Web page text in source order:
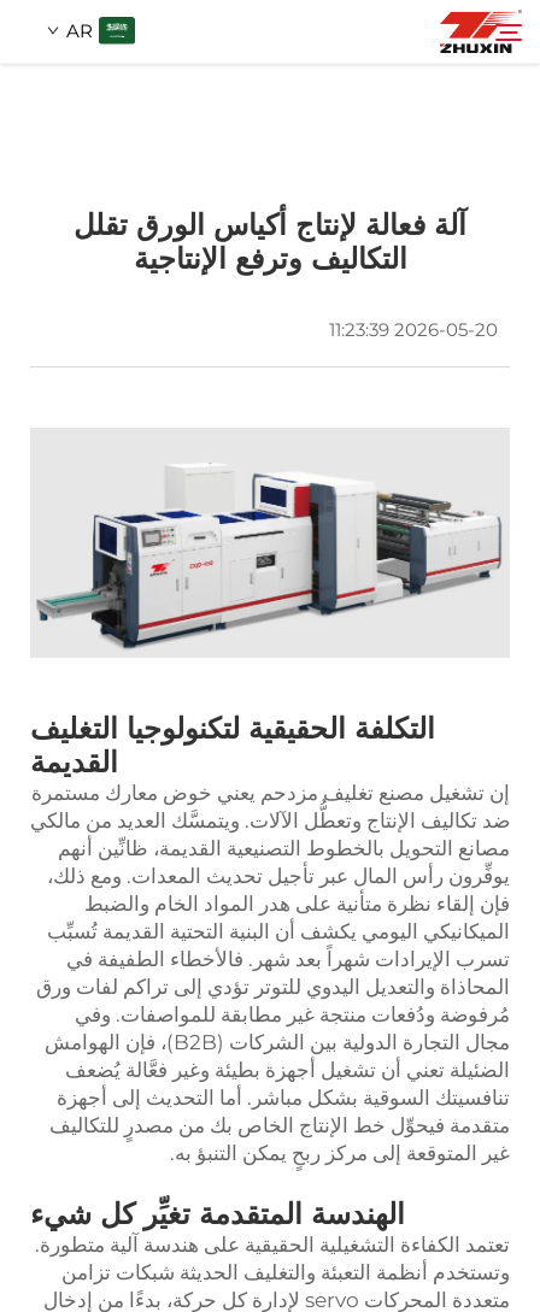
AR
التطبيقات
الأخبار
الأسئلة الشائعة
آلة فعالة لإنتاج أكياس الورق تقلل
التكاليف وترفع الإنتاجية
2026-05-20 11:23:39
التكلفة الحقيقية لتكنولوجيا التغليف
القديمة
إن تشغيل مصنع تغليف مزدحم يعني خوض معارك مستمرة
ضد تكاليف الإنتاج وتعطُّل الآلات. ويتمسَّك العديد من مالكي
مصانع التحويل بالخطوط التصنيعية القديمة، ظانِّين أنهم
يوفِّرون رأس المال عبر تأجيل تحديث المعدات. ومع ذلك،
فإن إلقاء نظرة متأنية على هدر المواد الخام والضبط
الميكانيكي اليومي يكشف أن البنية التحتية القديمة تُسبِّب
تسرب الإيرادات شهراً بعد شهر. فالأخطاء الطفيفة في
المحاذاة والتعديل اليدوي للتوتر تؤدي إلى تراكم لفات ورق
مُرفوضة ودُفعات منتجة غير مطابقة للمواصفات. وفي
مجال التجارة الدولية بين الشركات (B2B)، فإن الهوامش
الضئيلة تعني أن تشغيل أجهزة بطيئة وغير فعَّالة يُضعف
تنافسيتك السوقية بشكل مباشر. أما التحديث إلى أجهزة
متقدمة فيحوِّل خط الإنتاج الخاص بك من مصدرٍ للتكاليف
غير المتوقعة إلى مركز ربحٍ يمكن التنبؤ به.
الهندسة المتقدمة تغيِّر كل شيء
تعتمد الكفاءة التشغيلية الحقيقية على هندسة آلية متطورة.
وتستخدم أنظمة التعبئة والتغليف الحديثة شبكات تزامن
متعددة المحركات servo لإدارة كل حركة، بدءًا من إدخال